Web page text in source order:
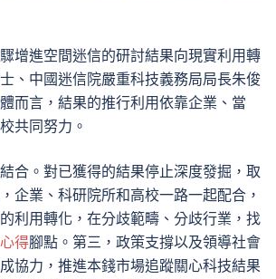
增進空間迷信的研討結果向現實利用轉
、中國迷信院嚴重科技義務局局長朱俊
而言，結果的推行利用依靠企業、當
共同努力。
合。對已獲得的結果停止深度發掘，取
企業、科研院所和高校一路一起配合，
利用轉化，在分歧範疇、分歧行業，找
得腳點。第三，政策支撐以及領導社會
協力，推進本錢市場追蹤關心科技結果